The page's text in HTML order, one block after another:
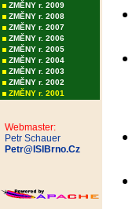
ZMĚNY r. 2009
ZMĚNY r. 2008
ZMĚNY r. 2007
ZMĚNY r. 2006
ZMĚNY r. 2005
ZMĚNY r. 2004
ZMĚNY r. 2003
ZMĚNY r. 2002
ZMĚNY r. 2001
Webmaster:
Petr Schauer
Petr@ISIBrno.Cz